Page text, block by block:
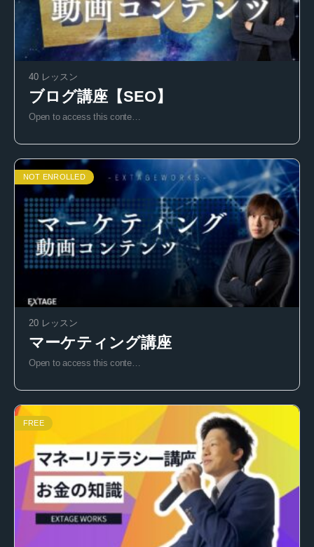
40 レッスン
ブログ講座【SEO】
Open to access this conte…
NOT ENROLLED
20 レッスン
マーケティング講座
Open to access this conte…
FREE